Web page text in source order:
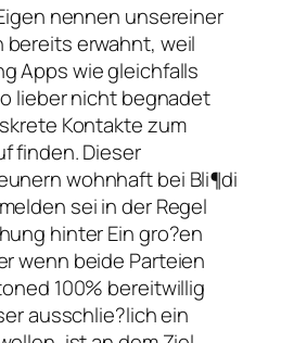
nennen unsereiner
bereits erwahnt, weil
Apps wie gleichfalls
lieber nicht begnadet
Kontakte zum
finden. Dieser
wohnhaft bei Bli¶di
sei in der Regel
hinter Ein gro?en
wenn beide Parteien
100% bereitwillig
ausschlie?lich ein